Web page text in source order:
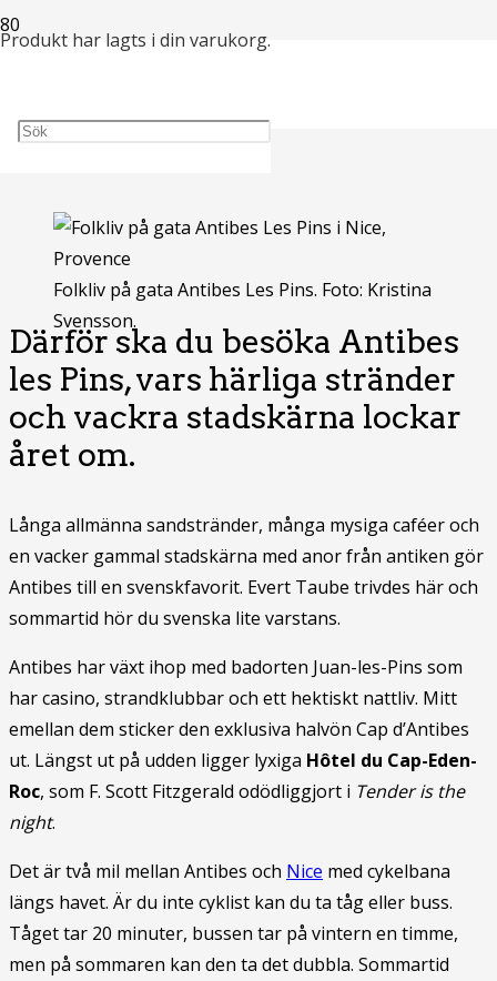
Produkt har lagts i din varukorg.
Pins
Folkliv på gata Antibes Les Pins. Foto: Kristina
Svensson.
Därför ska du besöka Antibes
les Pins, vars härliga stränder
och vackra stadskärna lockar
året om.
Långa allmänna sandstränder, många mysiga caféer och
en vacker gammal stadskärna med anor från antiken gör
Antibes till en svenskfavorit. Evert Taube trivdes här och
sommartid hör du svenska lite varstans.
Antibes har växt ihop med badorten Juan-les-Pins som
har casino, strandklubbar och ett hektiskt nattliv. Mitt
emellan dem sticker den exklusiva halvön Cap d’Antibes
ut. Längst ut på udden ligger lyxiga Hôtel du Cap-Eden-
Roc, som F. Scott Fitzgerald odödliggjort i Tender is the
night.
Det är två mil mellan Antibes och Nice med cykelbana
längs havet. Är du inte cyklist kan du ta tåg eller buss.
Tåget tar 20 minuter, bussen tar på vintern en timme,
men på sommaren kan den ta det dubbla. Sommartid